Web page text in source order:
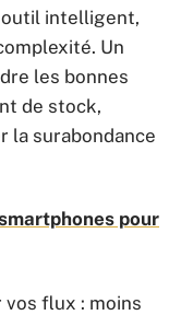
outil intelligent,
Un
les bonnes
de stock,
la surabondance
pour
vos flux : moins